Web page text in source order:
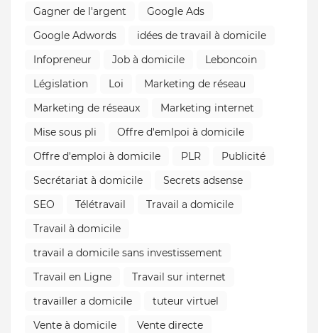
Gagner de l'argent
Google Ads
Google Adwords
idées de travail à domicile
Infopreneur
Job à domicile
Leboncoin
Législation
Loi
Marketing de réseau
Marketing de réseaux
Marketing internet
Mise sous pli
Offre d'emlpoi à domicile
Offre d'emploi à domicile
PLR
Publicité
Secrétariat à domicile
Secrets adsense
SEO
Télétravail
Travail a domicile
Travail à domicile
travail a domicile sans investissement
Travail en Ligne
Travail sur internet
travailler a domicile
tuteur virtuel
Vente à domicile
Vente directe